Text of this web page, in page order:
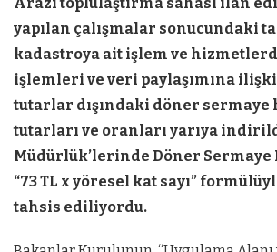
yapılan çalışmalar sonucundaki
kadastroya ait işlem ve
işlemleri ve veri paylaşımına
tutarlar dışındaki döner sermaye
tutarları ve oranları yarıya
Müdürlük’lerinde Döner Sermaye
“73 TL x yöresel kat sayı”
tahsis ediliyordu.